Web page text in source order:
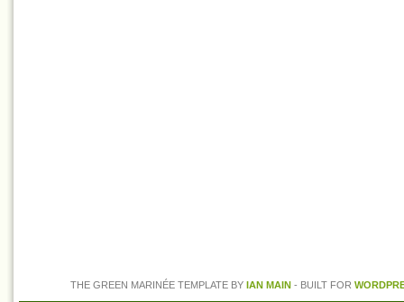
THE GREEN MARINÉE TEMPLATE BY IAN MAIN- BUILT FOR